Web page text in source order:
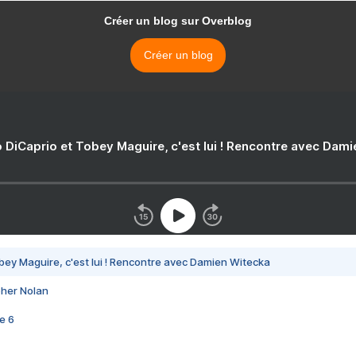
Créer un blog sur Overblog
Créer un blog
DiCaprio et Tobey Maguire, c'est lui ! Rencontre avec
Maguire, c'est lui ! Rencontre avec Damien Witecka
Nolan
6